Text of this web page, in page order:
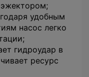
удобным
насос легко
гидроудар в
ресурс